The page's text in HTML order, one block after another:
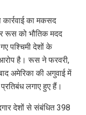
का मकसद
रूस को भौतिक मदद
पश्चिमी देशों के
है। रूस ने फरवरी,
अमेरिका की अगुवाई में
लगाए हुए हैं।
देशों से संबंधित 398